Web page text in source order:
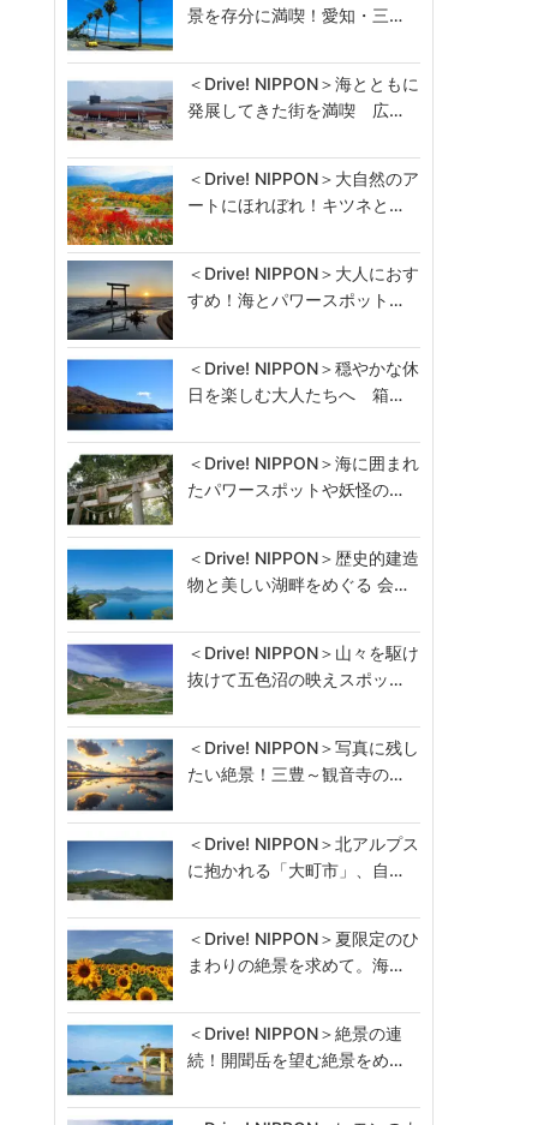
景を存分に満喫！愛知・三…
＜Drive! NIPPON＞海とともに
発展してきた街を満喫 広…
＜Drive! NIPPON＞大自然のア
ートにほれぼれ！キツネと…
＜Drive! NIPPON＞大人におす
すめ！海とパワースポット…
＜Drive! NIPPON＞穏やかな休
日を楽しむ大人たちへ 箱…
＜Drive! NIPPON＞海に囲まれ
たパワースポットや妖怪の…
＜Drive! NIPPON＞歴史的建造
物と美しい湖畔をめぐる 会…
＜Drive! NIPPON＞山々を駆け
抜けて五色沼の映えスポッ…
＜Drive! NIPPON＞写真に残し
たい絶景！三豊～観音寺の…
＜Drive! NIPPON＞北アルプス
に抱かれる「大町市」、自…
＜Drive! NIPPON＞夏限定のひ
まわりの絶景を求めて。海…
＜Drive! NIPPON＞絶景の連
続！開聞岳を望む絶景をめ…